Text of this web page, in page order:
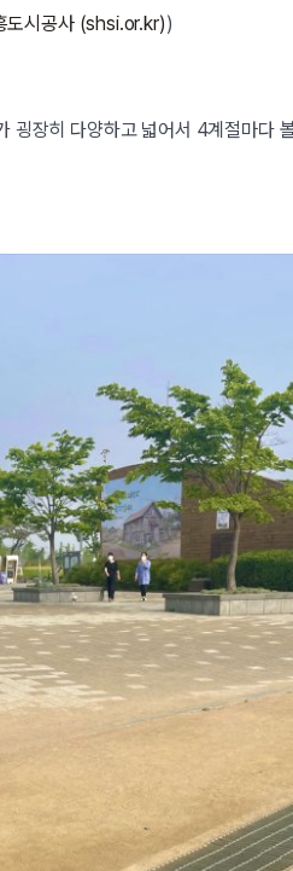
도시공사 (shsi.or.kr))
굉장히 다양하고 넓어서 4계절마다